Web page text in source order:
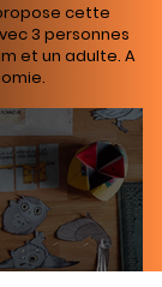
cette
3 personnes
et un adulte. A